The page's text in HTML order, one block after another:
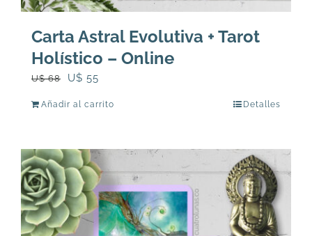
Carta Astral Evolutiva + Tarot
Holístico – Online
U$68
El
U$
68.
U$ 55
U$
55.
Añadir al carrito Detalles